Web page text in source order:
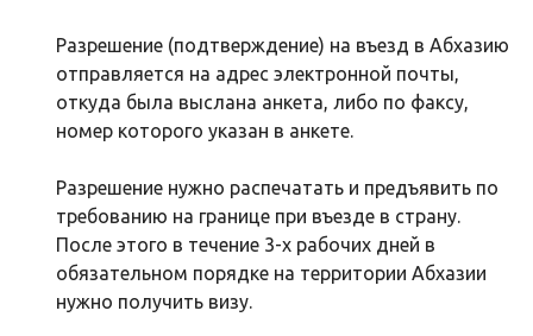
Разрешение (подтверждение) на въезд в Абхазию
отправляется на адрес электронной почты,
откуда была выслана анкета, либо по факсу,
номер которого указан в анкете.
Разрешение нужно распечатать и предъявить по
требованию на границе при въезде в страну.
После этого в течение 3-х рабочих дней в
обязательном порядке на территории Абхазии
нужно получить визу.